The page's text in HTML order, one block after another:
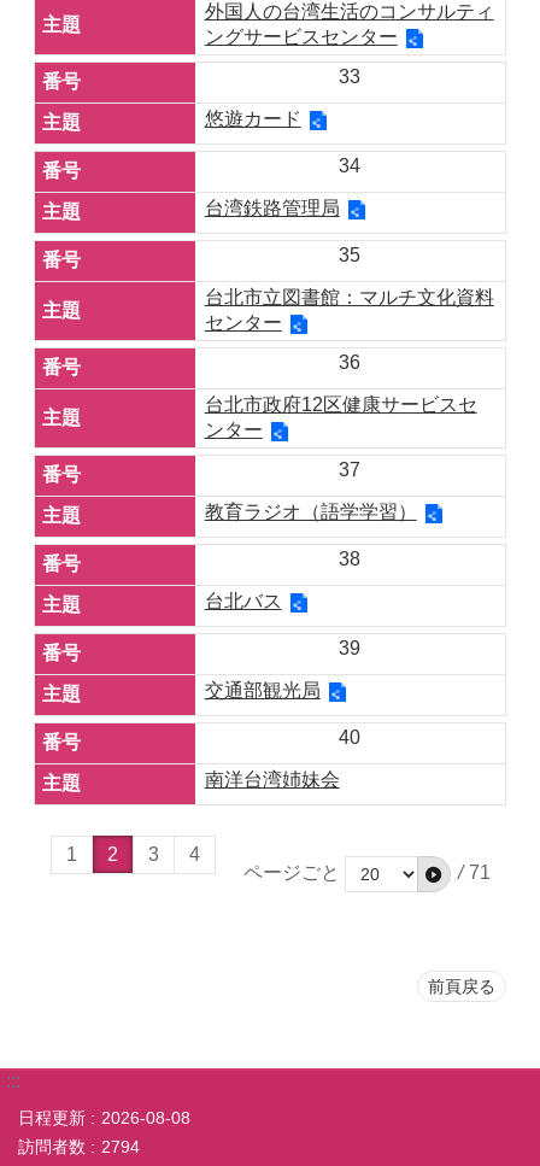
外国人の台湾生活のコンサルティ
ングサービスセンター
33
悠遊カード
34
台湾鉄路管理局
35
台北市立図書館：マルチ文化資料
センター
36
台北市政府12区健康サービスセ
ンター
37
教育ラジオ（語学学習）
38
台北バス
39
交通部観光局
40
南洋台湾姉妹会
1 2 3
4
ページごと
/ 71
前頁戻る
:::
日程更新
2026-08-08
訪問者数
2794